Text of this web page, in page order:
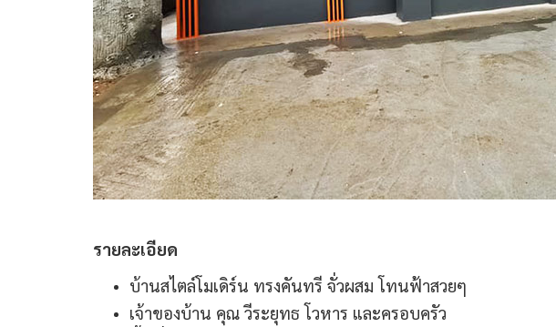
รายละเอียด
บ้านสไตล์โมเดิร์น ทรงคันทรี จั่วผสม โทนฟ้าสวยๆ
เจ้าของบ้าน​ คุณ​ วีระยุทธ​ โวหาร​ และครอบครัว